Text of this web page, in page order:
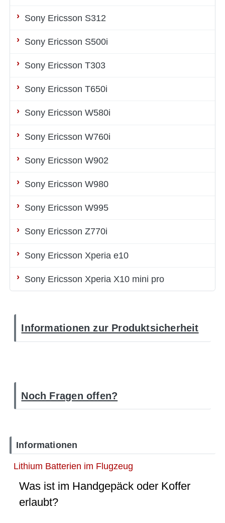
Sony Ericsson S312
Sony Ericsson S500i
Sony Ericsson T303
Sony Ericsson T650i
Sony Ericsson W580i
Sony Ericsson W760i
Sony Ericsson W902
Sony Ericsson W980
Sony Ericsson W995
Sony Ericsson Z770i
Sony Ericsson Xperia e10
Sony Ericsson Xperia X10 mini pro
Informationen zur Produktsicherheit
Noch Fragen offen?
Informationen
Lithium Batterien im Flugzeug
Was ist im Handgepäck oder Koffer
erlaubt?